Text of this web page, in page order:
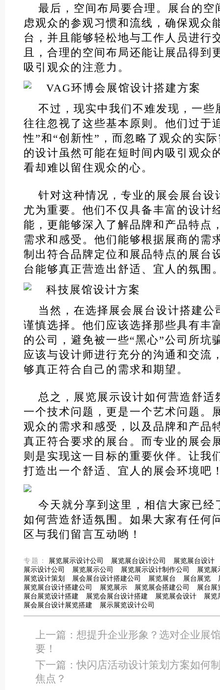
最后，空间布局要合理。展台的空
虑观众的参观习惯和流线，确保观众
台，并且能够轻松地与工作人员进行
且，合理的空间布局还能让展品得到
吸引观众的注意力。
不过，现实中我们不难发现，一些
往往忽视了这些基本原则。他们过于
性”和“创新性”，而忽略了观众的实
的设计虽然可能在短时间内吸引观众
看却难以留住观众的心。
针对这种情况，专业的展会展台设
尤为重要。他们不仅具备丰富的设计
能，更能够深入了解品牌和产品特点
需求和感受。他们能够根据展商的需
制出符合品牌定位和展品特点的展台
台能够真正营造出舒适、宜人的氛围
当然，在选择展会展台设计搭建公
谨慎选择。他们应该选择那些具有丰
的公司，避免被一些“黑心”公司所坑
应该与设计师进行充分的沟通和交流
够真正符合自己的需求和期望。
总之，展览展示设计如何营造舒适
一个技术问题，更是一个艺术问题。
观众的需求和感受，以及品牌和产品
真正符合要求的展台。而专业的展会
则是实现这一目标的重要伙伴。让我
打造出一个舒适、宜人的展会环境吧
今天就分享到这里，相信大家已经
如何营造舒适氛围。如果大家有任何
区与我们留言互动哟！
专题： 展览展示设计公司 展览展台设计公司
展览展台设计
展示设计公司
展览展示公司 展览展示设计制作公司
展览展
展览设计策划
展会展台设计搭建公司 展览展台 展台展览
展览展台设计搭建公司
展览展示 展览展会搭建公司
展台展
展台展览设计搭建
展览会展台设计搭建 展览展会设计
展览
展会展台设计展览搭建
展示展览设计公司
上一篇： 想提升企业形象？选对企业展
要！
下一篇：快闪店活动设计策划方案如何
焦点？